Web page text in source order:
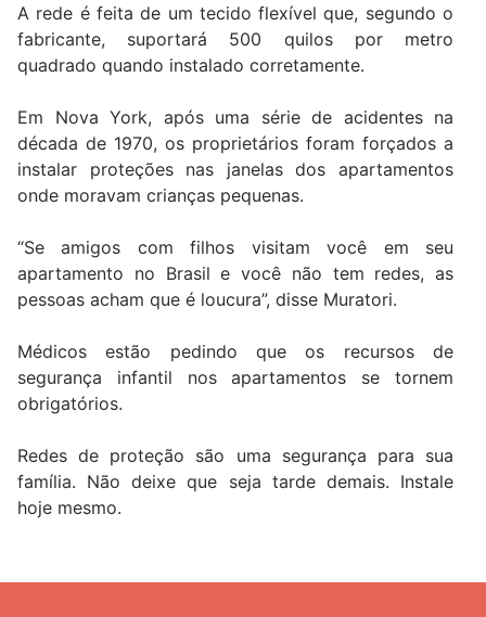
A rede é feita de um tecido flexível que, segundo o
fabricante, suportará 500 quilos por metro
quadrado quando instalado corretamente.
Em Nova York, após uma série de acidentes na
década de 1970, os proprietários foram forçados a
instalar proteções nas janelas dos apartamentos
onde moravam crianças pequenas.
“Se amigos com filhos visitam você em seu
apartamento no Brasil e você não tem redes, as
pessoas acham que é loucura”, disse Muratori.
Médicos estão pedindo que os recursos de
segurança infantil nos apartamentos se tornem
obrigatórios.
Redes de proteção são uma segurança para sua
família. Não deixe que seja tarde demais. Instale
hoje mesmo.